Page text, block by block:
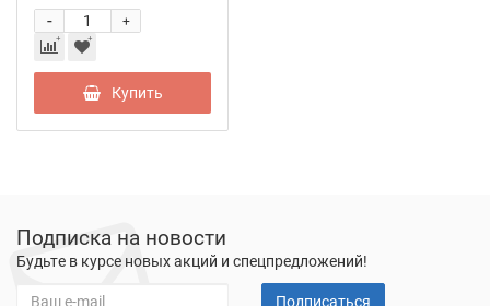
+
-
Купить
Подписка на новости
Будьте в курсе новых акций и спецпредложений!
Подписаться